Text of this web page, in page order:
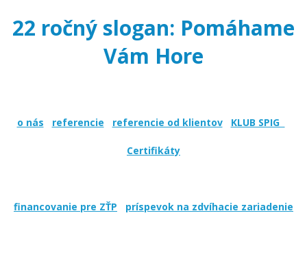
22 ročný slogan: Pomáhame
Vám Hore
o nás referencie referencie od klientov KLUB SPIG
Certifikáty
financovanie pre ZŤP príspevok na zdvíhacie zariadenie